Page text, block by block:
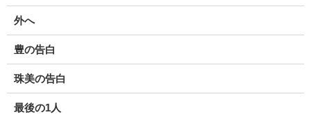
外へ
豊の告白
珠美の告白
最後の1人